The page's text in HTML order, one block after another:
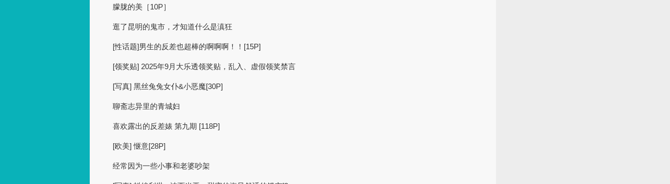
朦胧的美［10P］
逛了昆明的鬼市，才知道什么是滇狂
[性话题]男生的反差也超棒的啊啊啊！！​​[15P]
[领奖贴] 2025年9月大乐透领奖贴，乱入、虚假领奖禁言
[写真] 黑丝兔兔女仆&小恶魔[30P]
聊斋志异里的青城妇
喜欢露出的反差婊 第九期 [118P]
[欧美] 惬意[28P]
经常因为一些小事和老婆吵架